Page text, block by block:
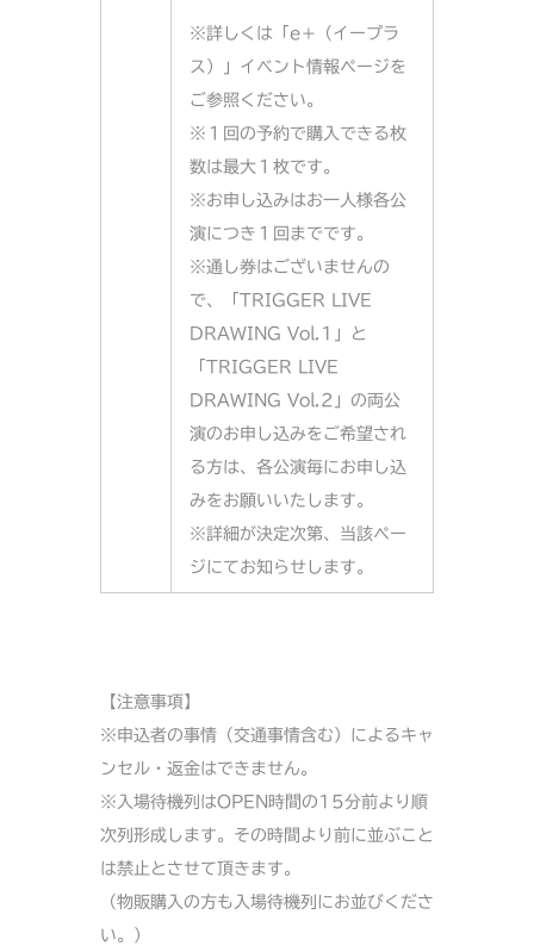
※詳しくは「e+（イープラ
ス）」イベント情報ページを
ご参照ください。
※１回の予約で購入できる枚
数は最大１枚です。
※お申し込みはお一人様各公
演につき１回までです。
※通し券はございませんの
で、「TRIGGER LIVE
DRAWING Vol.1」と
「TRIGGER LIVE
DRAWING Vol.2」の両公
演のお申し込みをご希望され
る方は、各公演毎にお申し込
みをお願いいたします。
※詳細が決定次第、当該ペー
ジにてお知らせします。
【注意事項】
※申込者の事情（交通事情含む）によるキャ
ンセル・返金はできません。
※入場待機列はOPEN時間の15分前より順
次列形成します。その時間より前に並ぶこと
は禁止とさせて頂きます。
（物販購入の方も入場待機列にお並びくださ
い。）